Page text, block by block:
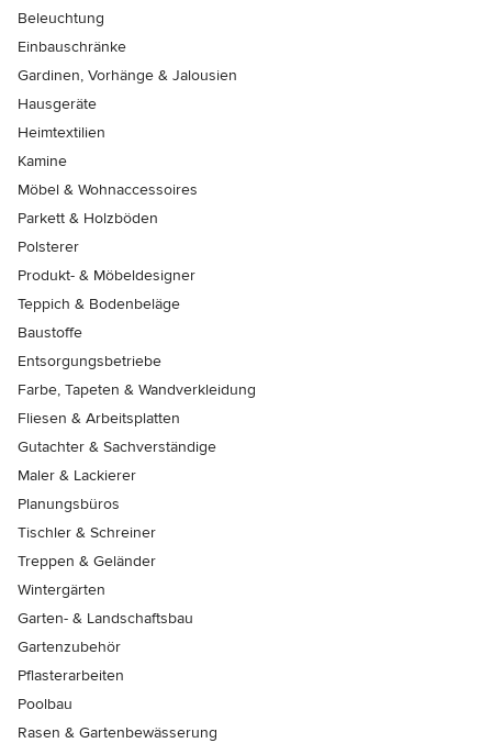
Beleuchtung
Einbauschränke
Gardinen, Vorhänge & Jalousien
Hausgeräte
Heimtextilien
Kamine
Möbel & Wohnaccessoires
Parkett & Holzböden
Polsterer
Produkt- & Möbeldesigner
Teppich & Bodenbeläge
Baustoffe
Entsorgungsbetriebe
Farbe, Tapeten & Wandverkleidung
Fliesen & Arbeitsplatten
Gutachter & Sachverständige
Maler & Lackierer
Planungsbüros
Tischler & Schreiner
Treppen & Geländer
Wintergärten
Garten- & Landschaftsbau
Gartenzubehör
Pflasterarbeiten
Poolbau
Rasen & Gartenbewässerung